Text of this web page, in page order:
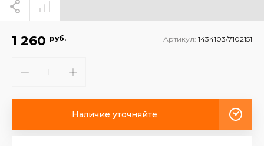
1 260 руб. Артикул: 1434103/7102151
Наличие уточняйте